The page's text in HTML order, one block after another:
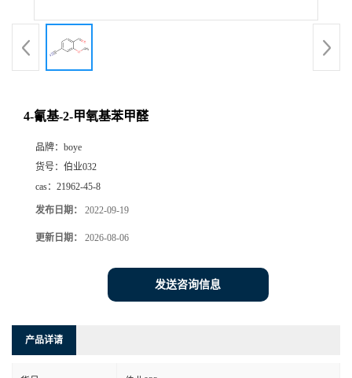
4-氰基-2-甲氧基苯甲醛
品牌： boye
货号： 伯业032
cas： 21962-45-8
发布日期： 2022-09-19
更新日期： 2026-08-06
发送咨询信息
产品详请